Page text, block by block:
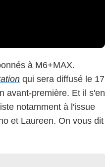
à M6+MAX.
qui sera diffusé le 17
avant-première. Et il s'en
notamment à l'issue
et Laureen. On vous dit